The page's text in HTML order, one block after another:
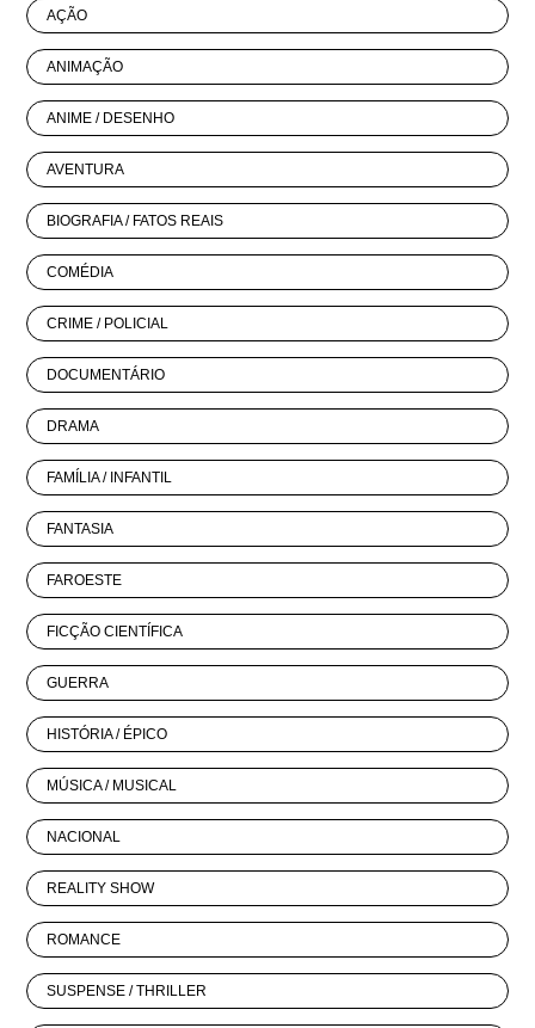
AÇÃO
ANIMAÇÃO
ANIME / DESENHO
AVENTURA
BIOGRAFIA / FATOS REAIS
COMÉDIA
CRIME / POLICIAL
DOCUMENTÁRIO
DRAMA
FAMÍLIA / INFANTIL
FANTASIA
FAROESTE
FICÇÃO CIENTÍFICA
GUERRA
HISTÓRIA / ÉPICO
MÚSICA / MUSICAL
NACIONAL
REALITY SHOW
ROMANCE
SUSPENSE / THRILLER